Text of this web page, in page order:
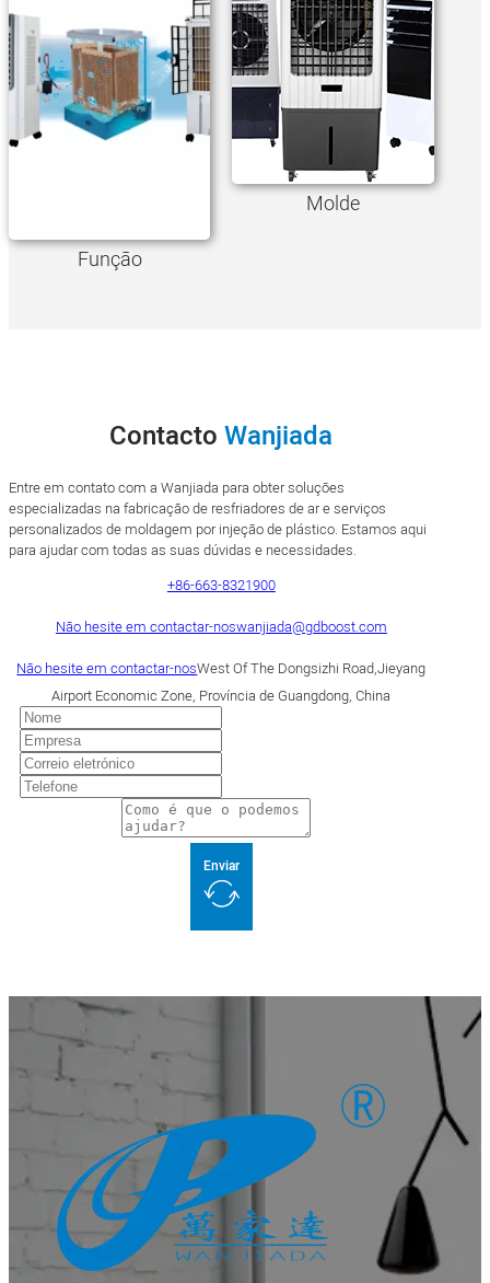
Função
Molde
ContactoWanjiada
Entre em contato com a Wanjiada para obter soluções
especializadas na fabricação de resfriadores de ar e serviços
personalizados de moldagem por injeção de plástico. Estamos aqui
para ajudar com todas as suas dúvidas e necessidades.
+86-663-8321900
Não hesite em contactar-noswanjiada@gdboost.com
Não hesite em contactar-nosWest Of The Dongsizhi Road,Jieyang
Airport Economic Zone, Província de Guangdong, China
Enviar